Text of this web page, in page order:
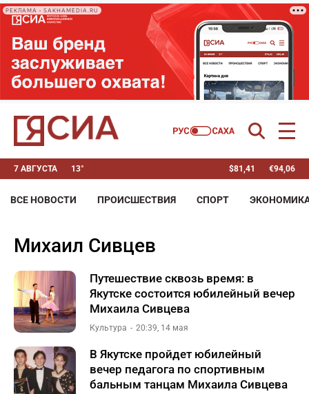
РЕКЛАМА • SAKHAMEDIA.RU
7 АВГУСТА 13° $81,41 €94,06
ВСЕ НОВОСТИ ПРОИСШЕСТВИЯ СПОРТ
Михаил Сивцев
Путешествие сквозь время: в
Якутске состоится юбилейный вечер
Михаила Сивцева
Культура 20:39, 14 мая
В Якутске пройдет юбилейный
вечер педагога по спортивным
бальным танцам Михаила Сивцева